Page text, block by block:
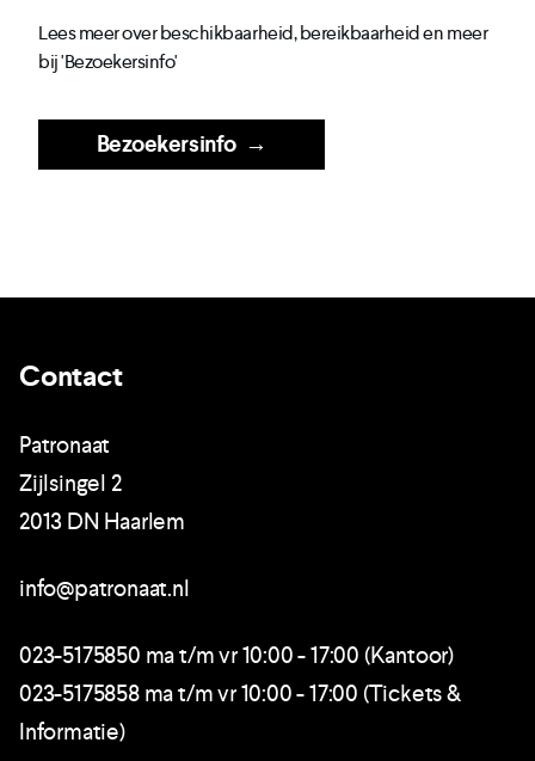
Lees meer over beschikbaarheid, bereikbaarheid en meer
bij 'Bezoekersinfo'
Bezoekersinfo→
Contact
Patronaat
Zijlsingel 2
2013 DN Haarlem
info@patronaat.nl
023-5175850 ma t/m vr 10:00 - 17:00 (Kantoor)
023-5175858 ma t/m vr 10:00 - 17:00 (Tickets &
Informatie)